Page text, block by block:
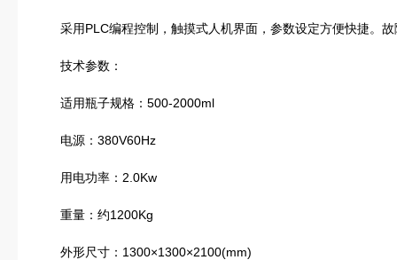
采用PLC编程控制，触摸式人机界面，参数设定方便快捷。故
技术参数：
适用瓶子规格：500-2000ml
电源：380V60Hz
用电功率：2.0Kw
重量：约1200Kg
外形尺寸：1300×1300×2100(mm)